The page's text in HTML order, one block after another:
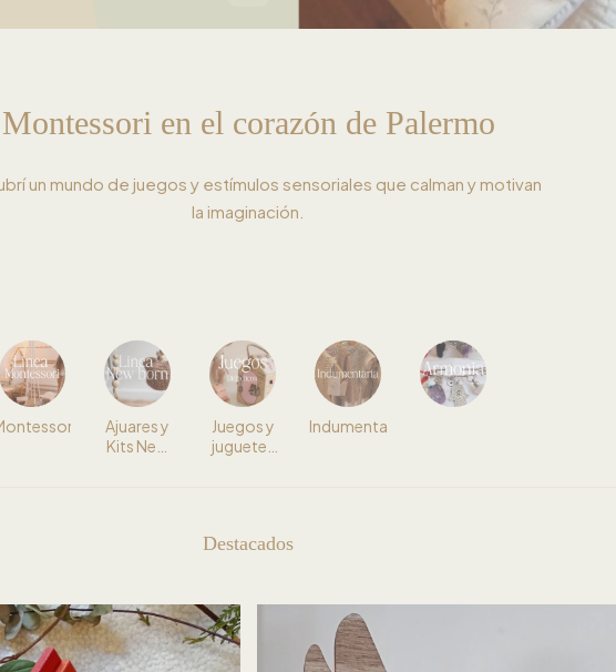
Montessori en el corazón de Palermo
un mundo de juegos y estímulos sensoriales que calman y motivan
la imaginación.
Ajuares y
Kits New
Juegos y
juguetes
Indumentaria
Destacados